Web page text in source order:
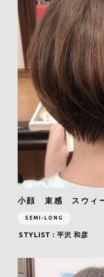
小顔 束感 スウィ
SEMI-LONG
STYLIST : 平沢 和彦